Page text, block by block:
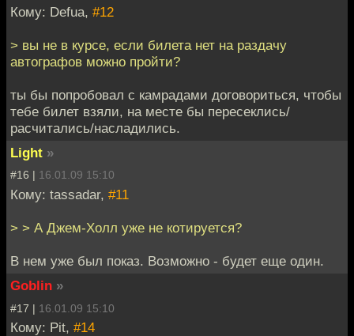
Кому: Defua, #12
> вы не в курсе, если билета нет на раздачу
автографов можно пройти?
ты бы попробовал с камрадами договориться, чтобы
тебе билет взяли, на месте бы пересеклись/
расчитались/насладились.
Light »
#16 | 16.01.09 15:10
Кому: tassadar, #11
> > А Джем-Холл уже не котируется?
В нем уже был показ. Возможно - будет еще один.
Goblin »
#17 | 16.01.09 15:10
Кому: Pit, #14